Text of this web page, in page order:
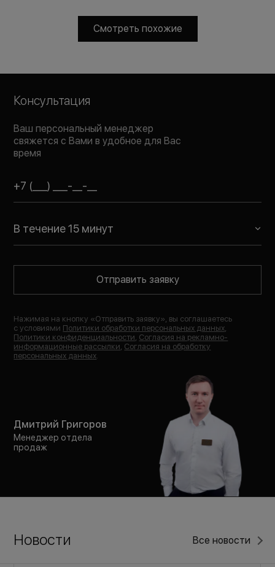
Смотреть похожие
Консультация
Ваш персональный менеджер
свяжется с Вами в удобное для Вас
время
В течение 15 минут
Отправить заявку
Нажимая на кнопку «Отправить заявку», вы соглашаетесь
с условиями Политики обработки персональных данных
Политики конфиденциальности Согласия на рекламно-
информационные рассылки Согласия на обработку
персональных данных
Дмитрий Григоров
Менеджер отдела
продаж
Новости Все новости